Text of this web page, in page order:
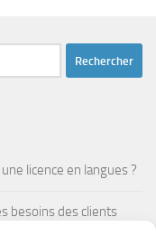
licence en langues ?
besoins des clients